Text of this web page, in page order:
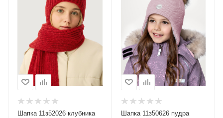
Шапка 11з52026 клубника Шапка 11з50626 пудра